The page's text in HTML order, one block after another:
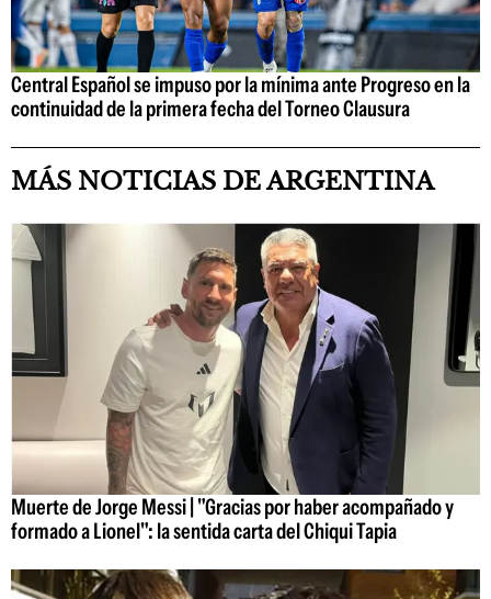
Central Español se impuso por la mínima ante Progreso en la
continuidad de la primera fecha del Torneo Clausura
MÁS NOTICIAS DE ARGENTINA
Muerte de Jorge Messi | "Gracias por haber acompañado y
formado a Lionel": la sentida carta del Chiqui Tapia